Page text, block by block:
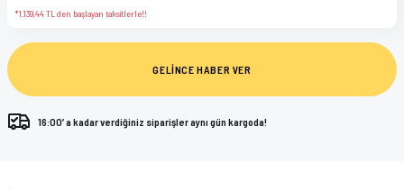
*1.139,44 TL den başlayan taksitlerle!!
GELİNCE HABER VER
16:00’ a kadar verdiğiniz siparişler aynı gün kargoda!